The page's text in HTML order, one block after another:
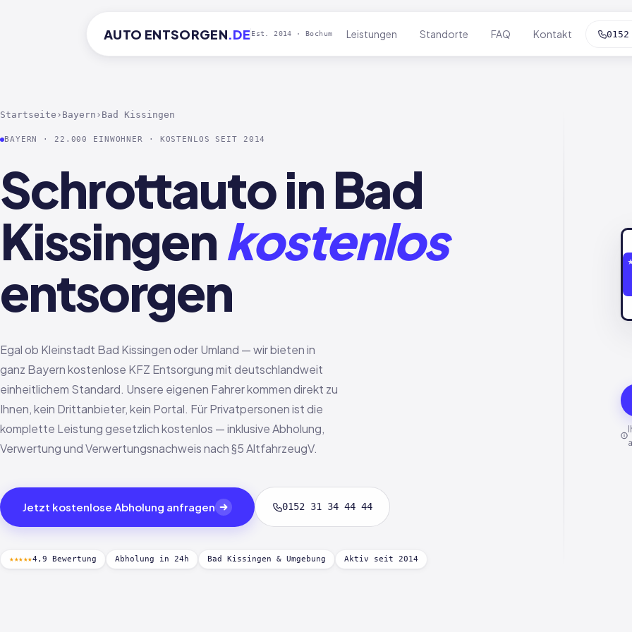
AUTO ENTSORGEN.DE Est. 2014 · Bochum Leistungen Standorte FAQ Kontakt
Startseite › Bayern › Bad Kissingen
BAYERN · 22.000 EINWOHNER · KOSTENLOS SEIT 2014
Schrottauto in Bad
Kissingenkostenlos
entsorgen
Egal ob Kleinstadt Bad Kissingen oder Umland — wir bieten in
ganz Bayern kostenlose KFZ Entsorgung mit deutschlandweit
einheitlichem Standard. Unsere eigenen Fahrer kommen direkt zu
Ihnen, kein Drittanbieter, kein Portal. Für Privatpersonen ist die
komplette Leistung gesetzlich kostenlos — inklusive Abholung,
Verwertung und Verwertungsnachweis nach §5 AltfahrzeugV.
Jetzt kostenlose Abholung anfragen 0152 31 34 44 44
★★★★★4,9 Bewertung Abholung in 24h Bad Kissingen & Umgebung Aktiv seit 2014